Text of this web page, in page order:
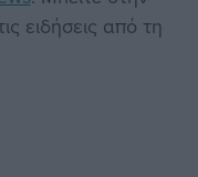
ειδήσεις από τη